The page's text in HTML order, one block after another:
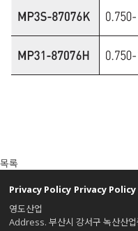
목록
Privacy Policy Privacy Policy
영도산업
Address. 부산시 강서구 녹산산